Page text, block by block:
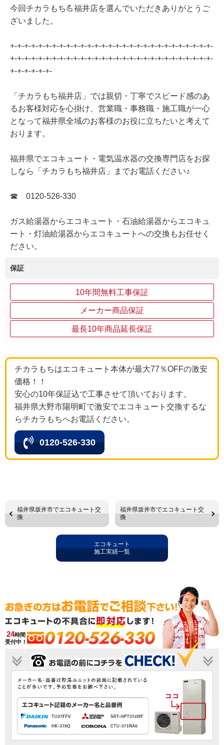
今回チカラもち💪福井店を選んでいただきありがとうご
ざいました。
+-+-+-+-+-+-+-+-+-+-+-+-+-+-+-+-+-+-+-+-+-+-+-+-+-+-+-+-+-
+-+-+-+-+-+-+-+-+-+-+-+-+-+-+-+-+-+-+-+-+-+-+-+-+-+-+-+-+-
+-+-+-+-+-+-
「チカラもち福井店」では親切・丁寧でスピード感のあ
るお客様対応を心掛け、営業職・事務職・施工職が一心
となって福井県全域のお客様のお役に立ちたいと考えて
おります。
福井県でエコキュート・電気温水器の交換専門店をお探
しなら「チカラもち福井店」までお電話ください♪
☎ 0120-526-330
ガス給湯器からエコキュート・石油給湯器からエコキュ
ート・灯油給湯器からエコキュートへの交換もお任せく
ださい。
保証
10年間無料工事保証
メーカー商品保証
最長10年商品延長保証
チカラもちはエコキュート本体が最大77％OFFの激安
価格！！
安心の10年保証込で工事させて頂いております。
福井県大野市陽明町で激安でエコキュート交換するな
らチカラもちへお電話ください。
0120-526-330
福井県坂井市でエコキュート交
換
福井県坂井市でエコキュート交
換
エコキュート
施工実績一覧
24時間
受付中！
0120-526-330